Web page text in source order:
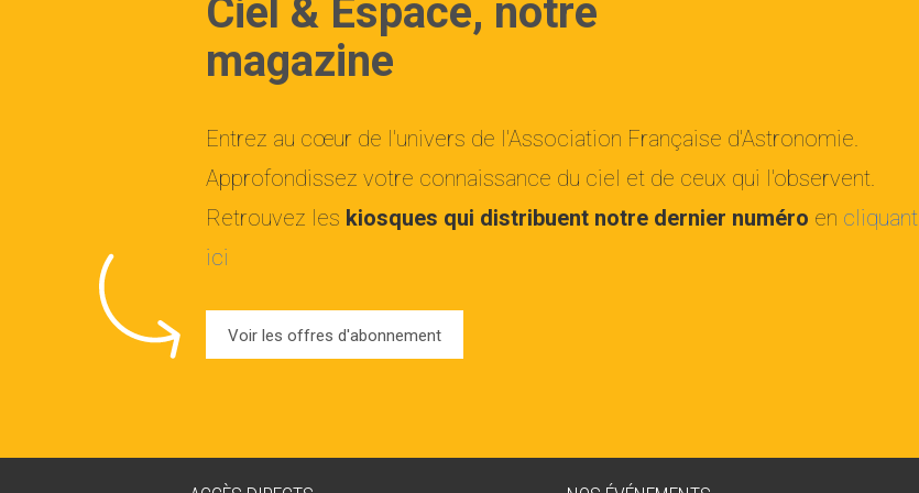
Ciel & Espace, notre
magazine
Entrez au cœur de l'univers de l'Association Française d'Astronomie.
Approfondissez votre connaissance du ciel et de ceux qui l'observent.
Retrouvez les kiosques qui distribuent notre dernier numéro en cliquant
ici
Voir les offres d'abonnement